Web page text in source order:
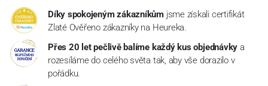
Díky spokojeným zákazníkům jsme získali certifikát
Zlaté Ověřeno zákazníky na Heureka.
Přes 20 let pečlivě balíme každý kus objednávky a
rozesíláme do celého světa tak, aby vše dorazilo v
pořádku.